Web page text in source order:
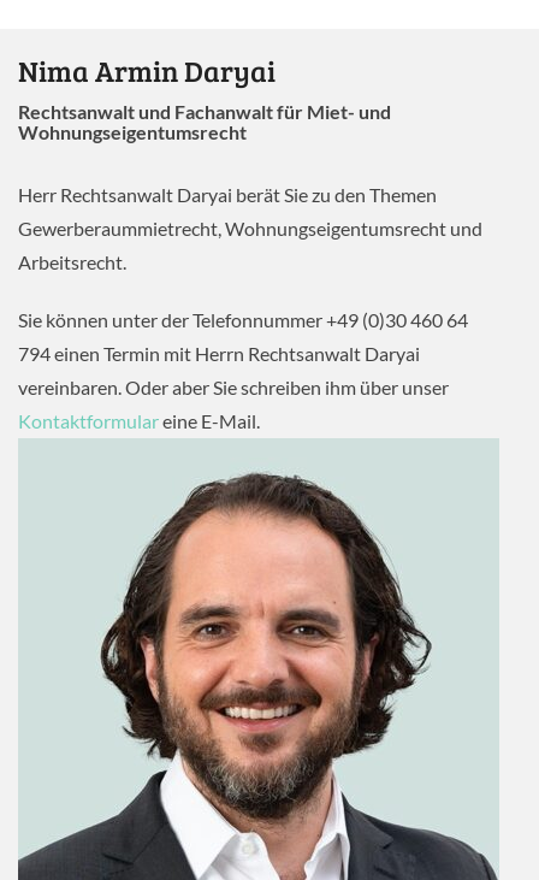
Nima Armin Daryai
Rechtsanwalt und Fachanwalt für Miet- und
Wohnungseigentumsrecht
Herr Rechtsanwalt Daryai berät Sie zu den Themen
Gewerberaummietrecht, Wohnungseigentumsrecht und
Arbeitsrecht.
Sie können unter der Telefonnummer +49 (0)30 460 64
794 einen Termin mit Herrn Rechtsanwalt Daryai
vereinbaren. Oder aber Sie schreiben ihm über unser
Kontaktformulareine E-Mail.